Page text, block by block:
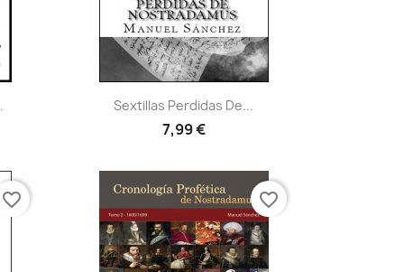
Vista rápida
Sextillas Perdidas De...
7,99 €
favorite_border favorite_border